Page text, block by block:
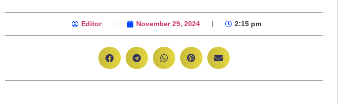
Editor November 29, 2024 2:15 pm